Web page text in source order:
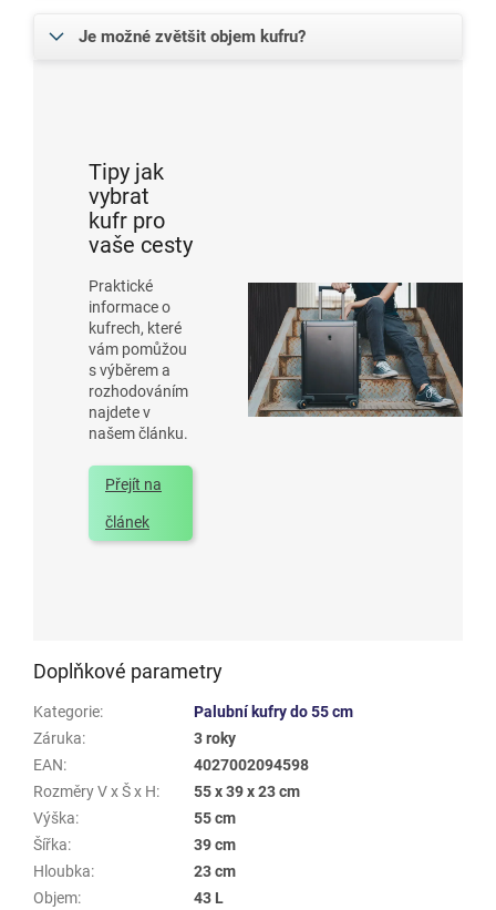
Je možné zvětšit objem kufru?
Tipy jak
vybrat
kufr pro
vaše cesty
Praktické
informace o
kufrech, které
vám pomůžou
s výběrem a
rozhodováním
najdete v
našem článku.
Přejít na
článek
Doplňkové parametry
Kategorie:
Palubní kufry do 55 cm
Záruka:
3 roky
EAN:
4027002094598
Rozměry V x Š x H:
55 x 39 x 23 cm
Výška:
55 cm
Šířka:
39 cm
Hloubka:
23 cm
Objem:
43 L